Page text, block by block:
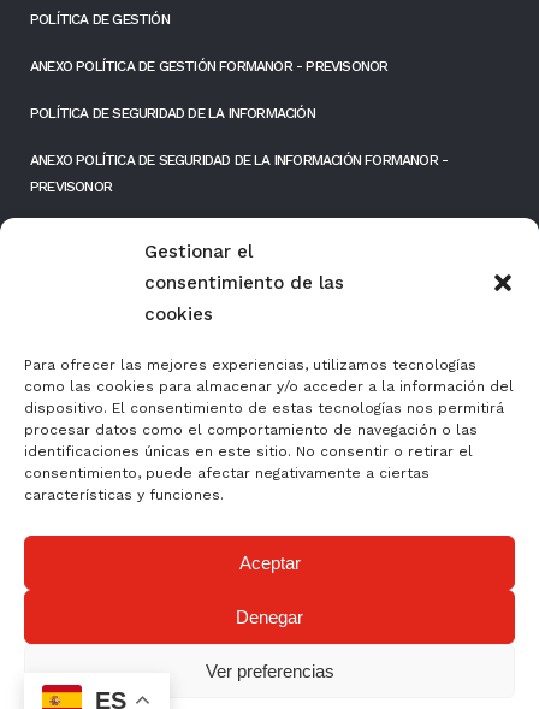
Gestionar el
consentimiento de las
cookies
Para ofrecer las mejores experiencias, utilizamos tecnologías
como las cookies para almacenar y/o acceder a la información del
dispositivo. El consentimiento de estas tecnologías nos permitirá
procesar datos como el comportamiento de navegación o las
identificaciones únicas en este sitio. No consentir o retirar el
consentimiento, puede afectar negativamente a ciertas
características y funciones.
Aceptar
Denegar
Ver preferencias
POLÍTICA DE GESTIÓN
ANEXO POLÍTICA DE GESTIÓN FORMANOR - PREVISONOR
POLÍTICA DE SEGURIDAD DE LA INFORMACIÓN
ANEXO POLÍTICA DE SEGURIDAD DE LA INFORMACIÓN FORMANOR -
PREVISONOR
FONDOS PÚBLICOS
Formación y Normalización, S.L. ha sido beneficiaria del Fondo Europeo de
Desarrollo Regional cuyo objetivo es mejorar el uso y la calidad de las tecnologías de
presencia Web a través de página propia. Esta accion ha tenido lugar durante la
actualidad 2020. Para ello, ha contado con el apoyo del Programa TICCánarias de la
Cámara de Comercio de Pontevedra, Vigo y Vilagarcía de Arousa.
ES